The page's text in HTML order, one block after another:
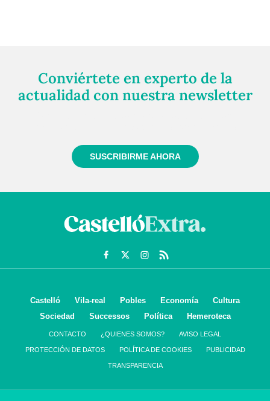
Conviértete en experto de la
actualidad con nuestra newsletter
SUSCRIBIRME AHORA
Castelló Vila-real Pobles Economía
Cultura
Sociedad
Successos Política Hemeroteca
CONTACTO ¿QUIENES SOMOS? AVISO LEGAL
PROTECCIÓN DE DATOS POLÍTICA DE COOKIES PUBLICIDAD
TRANSPARENCIA